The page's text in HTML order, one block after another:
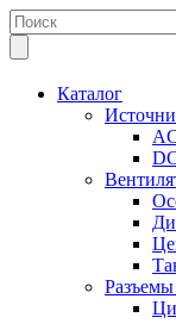
Каталог